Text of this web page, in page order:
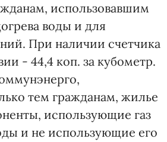
использовавшим
воды и для
При наличии счетчика
- 44,4 коп. за кубометр.
тем гражданам, жилье
использующие газ
и не использующие его